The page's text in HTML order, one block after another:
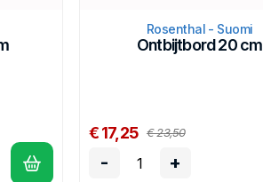
Rosenthal - Suomi
Ontbijtbord 20 cm
€ 17,25 € 23,50
- +